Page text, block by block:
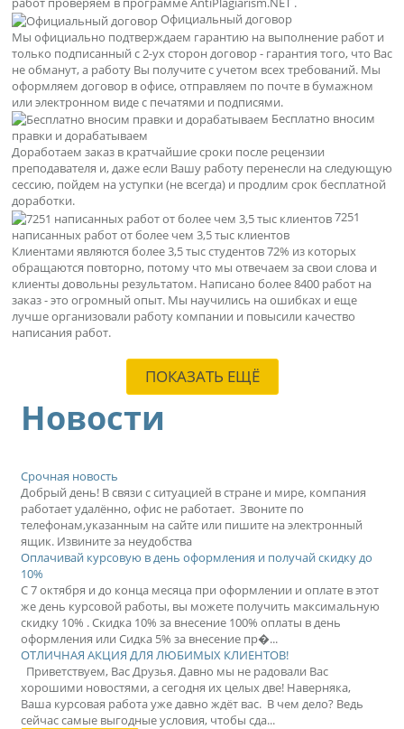
Официальный договор
Мы официально подтверждаем гарантию на выполнение работ и
только подписанный с 2-ух сторон договор - гарантия того, что Вас
не обманут, а работу Вы получите с учетом всех требований. Мы
оформляем договор в офисе, отправляем по почте в бумажном
или электронном виде с печатями и подписями.
Бесплатно вносим
правки и дорабатываем
Доработаем заказ в кратчайшие сроки после рецензии
преподавателя и, даже если Вашу работу перенесли на следующую
сессию, пойдем на уступки (не всегда) и продлим срок бесплатной
доработки.
7251
написанных работ от более чем 3,5 тыс клиентов
Клиентами являются более 3,5 тыс студентов 72% из которых
обращаются повторно, потому что мы отвечаем за свои слова и
клиенты довольны результатом. Написано более 8400 работ на
заказ - это огромный опыт. Мы научились на ошибках и еще
лучше организовали работу компании и повысили качество
написания работ.
ПОКАЗАТЬ ЕЩЁ
Новости
Срочная новость
Добрый день! В связи с ситуацией в стране и мире, компания
работает удалённо, офис не работает. Звоните по
телефонам,указанным на сайте или пишите на электронный
ящик. Извините за неудобства
Оплачивай курсовую в день оформления и получай скидку до
10%
С 7 октября и до конца месяца при оформлении и оплате в этот
же день курсовой работы, вы можете получить максимальную
скидку 10% . Скидка 10% за внесение 100% оплаты в день
оформления или Сидка 5% за внесение пр�...
ОТЛИЧНАЯ АКЦИЯ ДЛЯ ЛЮБИМЫХ КЛИЕНТОВ!
Приветствуем, Вас Друзья. Давно мы не радовали Вас
хорошими новостями, а сегодня их целых две! Наверняка,
Ваша курсовая работа уже давно ждёт вас. В чем дело? Ведь
сейчас самые выгодные условия, чтобы сда...